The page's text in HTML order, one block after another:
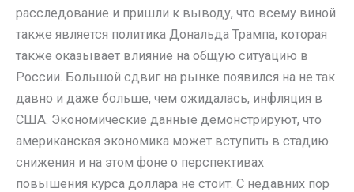
расследование и пришли к выводу, что всему виной
также является политика Дональда Трампа, которая
также оказывает влияние на общую ситуацию в
России. Большой сдвиг на рынке появился на не так
давно и даже больше, чем ожидалась, инфляция в
США. Экономические данные демонстрируют, что
американская экономика может вступить в стадию
снижения и на этом фоне о перспективах
повышения курса доллара не стоит. С недавних пор